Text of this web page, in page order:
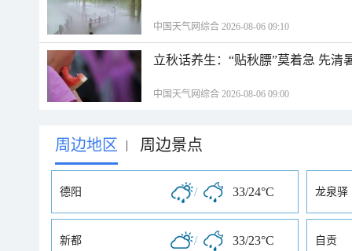
中国天气网综合 2026-08-06 09:10
立秋话养生：“贴秋膘”莫着急 先清
中国天气网综合 2026-08-06 09:00
周边地区 | 周边景点
德阳 / 33/24°C 龙泉驿
新都 / 33/23°C 自贡